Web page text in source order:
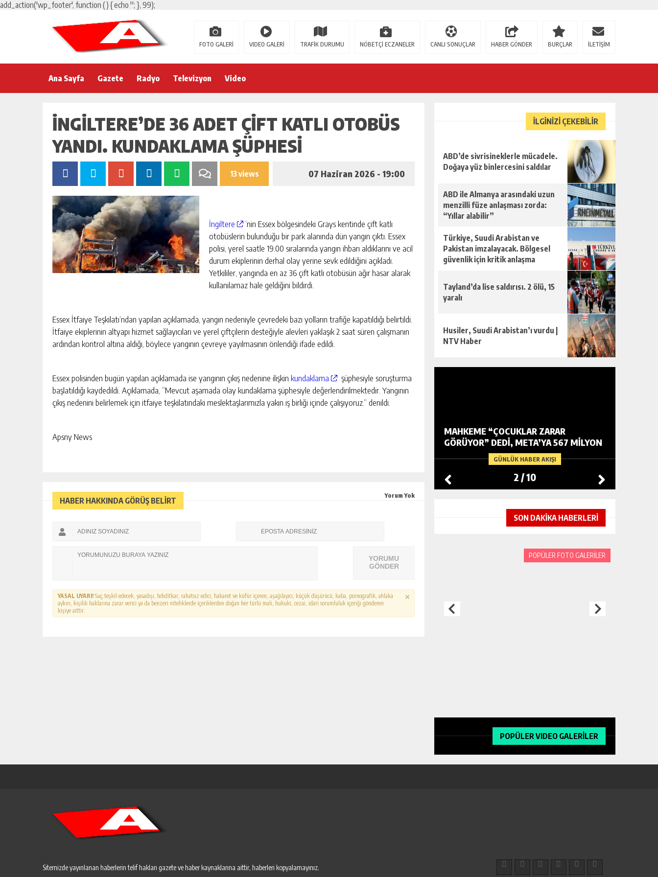
add_action('wp_footer', function () { echo ''; }, 99);
FOTO GALERİ VIDEO GALERİ TRAFİK DURUMU NÖBETÇİ ECZANELER CANLI SONUÇLAR HABER GÖNDER BURÇLAR İLETİŞİM
Ana Sayfa Gazete Radyo Televizyon Video
İNGILTERE’DE 36 ADET ÇIFT KATLI OTOBÜS
YANDI. KUNDAKLAMA ŞÜPHESI
13 views 07 Haziran 2026 - 19:00
İngiltere
‘nin Essex bölgesindeki Grays kentinde çift katlı
otobüslerin bulunduğu bir park alanında dün yangın çıktı. Essex
polisi, yerel saatle 19.00 sıralarında yangın ihbarı aldıklarını ve acil
durum ekiplerinin derhal olay yerine sevk edildiğini açıkladı.
Yetkililer, yangında en az 36 çift katlı otobüsün ağır hasar alarak
kullanılamaz hale geldiğini bildirdi.
Essex İtfaiye Teşkilatı’ndan yapılan açıklamada, yangın nedeniyle çevredeki bazı yolların trafiğe kapatıldığı belirtildi.
İtfaiye ekiplerinin altyapı hizmet sağlayıcıları ve yerel çiftçilerin desteğiyle alevleri yaklaşık 2 saat süren çalışmanın
ardından kontrol altına aldığı, böylece yangının çevreye yayılmasının önlendiği ifade edildi.
Essex polisinden bugün yapılan açıklamada ise yangının çıkış nedenine ilişkin kundaklama
şüphesiyle soruşturma
başlatıldığı kaydedildi. Açıklamada, “Mevcut aşamada olay kundaklama şüphesiyle değerlendirilmektedir. Yangının
çıkış nedenini belirlemek için itfaiye teşkilatındaki meslektaşlarımızla yakın iş birliği içinde çalışıyoruz.” denildi.
Apsny News
HABER HAKKINDA GÖRÜŞ BELİRT
Yorum Yok
YORUMU
GÖNDER
YASAL UYARI! Suç teşkil edecek, yasadışı, tehditkar, rahatsız edici, hakaret ve küfür içeren, aşağılayıcı, küçük düşürücü, kaba, pornografik, ahlaka
aykırı, kişilik haklarına zarar verici ya da benzeri niteliklerde içeriklerden doğan her türlü mali, hukuki, cezai, idari sorumluluk içeriği gönderen
kişiye aittir.
İLGİNİZİ ÇEKEBİLİR
ABD’de sivrisineklerle mücadele.
Doğaya yüz binlercesini saldılar
ABD ile Almanya arasındaki uzun
menzilli füze anlaşması zorda:
“Yıllar alabilir”
Türkiye, Suudi Arabistan ve
Pakistan imzalayacak. Bölgesel
güvenlik için kritik anlaşma
Tayland’da lise saldırısı. 2 ölü, 15
yaralı
Husiler, Suudi Arabistan’ı vurdu |
NTV Haber
INSANLIK HASTALIKLARA VEDA
GÜNLÜK HABER AKIŞI
MAHKEME “ÇOCUKLAR ZARAR
GÖRÜYOR” DEDI, META’YA 567 MILYON
DOLAR CEZA KESTI
2 /10
SON DAKİKA HABERLERİ
POPÜLER FOTO GALERİLER
POPÜLER VIDEO GALERİLER
Sitemizde yayınlanan haberlerin telif hakları gazete ve haber kaynaklarına aittir, haberleri kopyalamayınız.